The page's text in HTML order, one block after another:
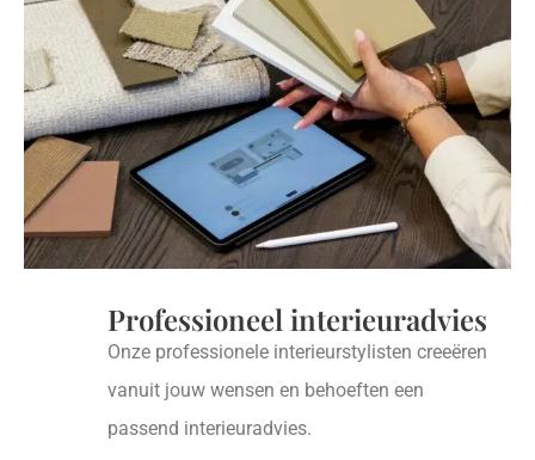
Professioneel interieuradvies
Onze professionele interieurstylisten creeëren
vanuit jouw wensen en behoeften een
passend interieuradvies.